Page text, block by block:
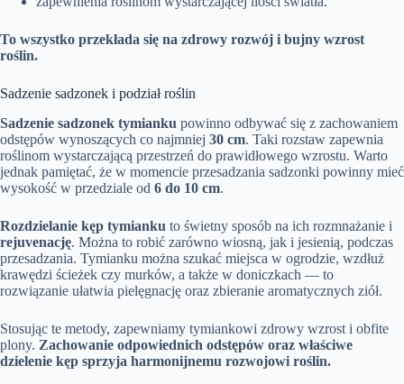
To wszystko przekłada się na zdrowy rozwój i bujny wzrost
roślin.
Sadzenie sadzonek i podział roślin
Sadzenie sadzonek tymianku powinno odbywać się z zachowaniem
odstępów wynoszących co najmniej 30 cm. Taki rozstaw zapewnia
roślinom wystarczającą przestrzeń do prawidłowego wzrostu. Warto
jednak pamiętać, że w momencie przesadzania sadzonki powinny mieć
wysokość w przedziale od 6 do 10 cm.
Rozdzielanie kęp tymianku to świetny sposób na ich rozmnażanie i
rejuvenację. Można to robić zarówno wiosną, jak i jesienią, podczas
przesadzania. Tymianku można szukać miejsca w ogrodzie, wzdłuż
krawędzi ścieżek czy murków, a także w doniczkach — to
rozwiązanie ułatwia pielęgnację oraz zbieranie aromatycznych ziół.
Stosując te metody, zapewniamy tymiankowi zdrowy wzrost i obfite
plony. Zachowanie odpowiednich odstępów oraz właściwe
dzielenie kęp sprzyja harmonijnemu rozwojowi roślin.